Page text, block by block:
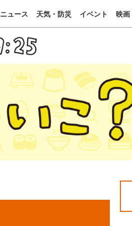
ニュース 天気・防災 イベント 映画